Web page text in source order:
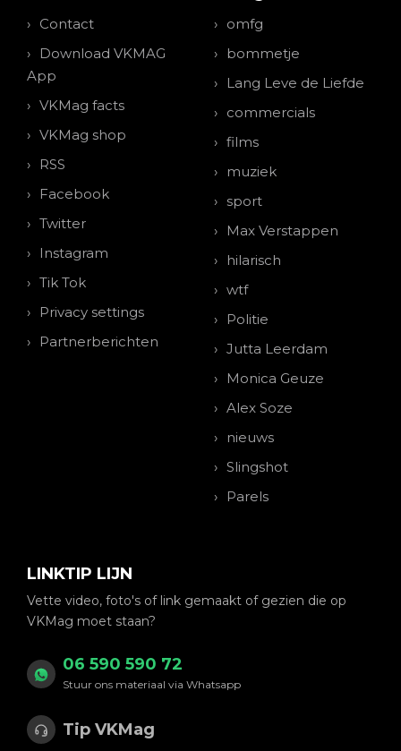
Contact
Download VKMAG
App
VKMag facts
VKMag shop
RSS
Facebook
Twitter
Instagram
Tik Tok
Privacy settings
Partnerberichten
omfg
bommetje
Lang Leve de Liefde
commercials
films
muziek
sport
Max Verstappen
hilarisch
wtf
Politie
Jutta Leerdam
Monica Geuze
Alex Soze
nieuws
Slingshot
Parels
LINKTIP LIJN
Vette video, foto's of link gemaakt of gezien die op
VKMag moet staan?
06 590 590 72
Stuur ons materiaal via Whatsapp
Tip VKMag